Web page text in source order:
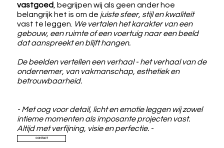
vastgoed , begrijpen wij als geen ander hoe
belangrijk het is om de juiste sfeer, stijl en kwaliteit
vast te leggen. We vertalen het karakter van een
gebouw, een ruimte of een voertuig naar een beeld
dat aanspreekt en blijft hangen.
De beelden vertellen een verhaal - het verhaal van de
ondernemer, van vakmanschap, esthetiek en
betrouwbaarheid.
- Met oog voor detail, licht en emotie leggen wij zowel
intieme momenten als imposante projecten vast.
Altijd met verfijning, visie en perfectie. -
CONTACT